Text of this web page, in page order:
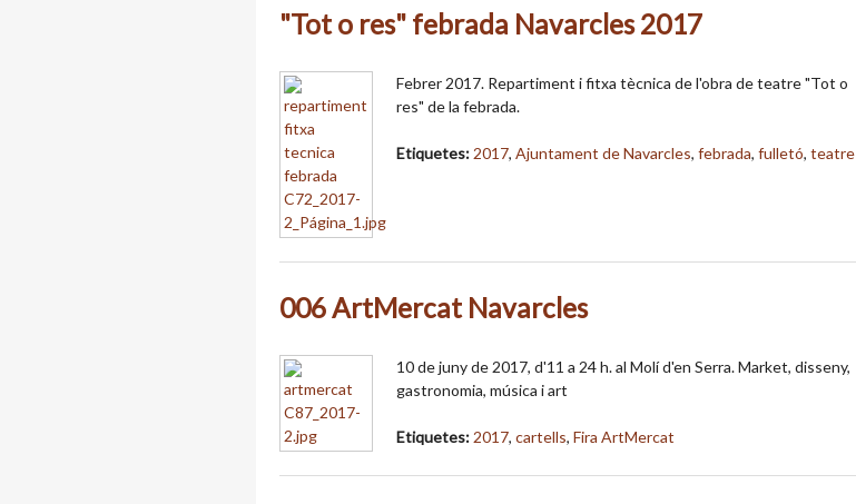
"Tot o res" febrada Navarcles 2017
Febrer 2017. Repartiment i fitxa tècnica de l'obra de teatre "Tot o
res" de la febrada.
Etiquetes: 2017, Ajuntament de Navarcles, febrada, fulletó, teatre
006 ArtMercat Navarcles
10 de juny de 2017, d'11 a 24 h. al Molí d'en Serra. Market, disseny,
gastronomia, música i art
Etiquetes: 2017, cartells, Fira ArtMercat